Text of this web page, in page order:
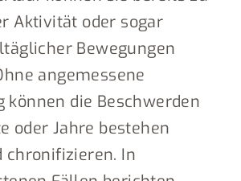
Aktivität oder sogar
Bewegungen
angemessene
können die Beschwerden
oder Jahre bestehen
chronifizieren. In